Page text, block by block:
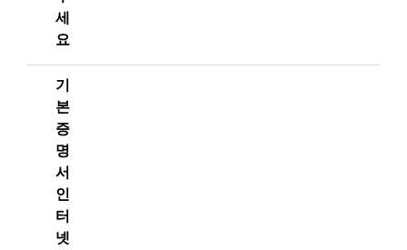
세
요
기
본
증
명
서
인
터
넷